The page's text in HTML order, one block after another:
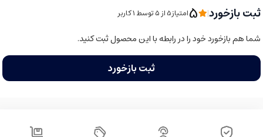
ثبت بازخورد|
5امتیاز5 از ۵ توسط 1 کاربر
شما هم بازخورد خود را در رابطه با این محصول ثبت کنید.
ثبت بازخورد